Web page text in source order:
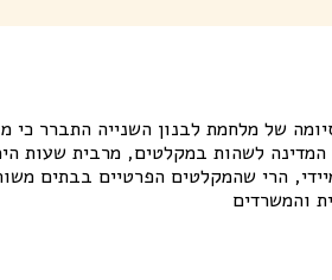
של מלחמת לבנון השנייה התברר כי
לשהות במקלטים, מרבית שעות
הרי שהמקלטים הפרטיים בבתים
והמשרדים